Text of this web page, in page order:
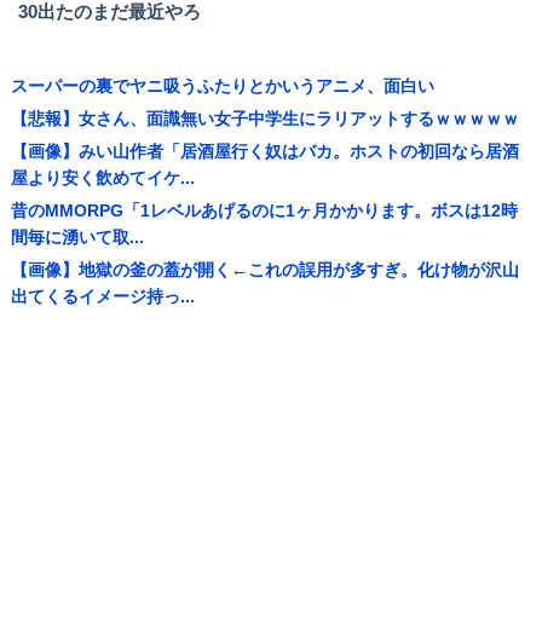
30出たのまだ最近やろ
スーパーの裏でヤニ吸うふたりとかいうアニメ、面白い
【悲報】女さん、面識無い女子中学生にラリアットするｗｗｗｗｗ
【画像】みい山作者「居酒屋行く奴はバカ。ホストの初回なら居酒
屋より安く飲めてイケ...
昔のMMORPG「1レベルあげるのに1ヶ月かかります。ボスは12時
間毎に湧いて取...
【画像】地獄の釜の蓋が開く←これの誤用が多すぎ。化け物が沢山
出てくるイメージ持っ...